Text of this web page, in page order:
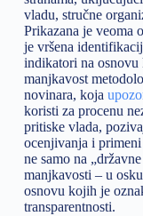
vladu, stručne
Prikazana je veoma
je vršena
indikatori na osnovu
manjkavost
novinara, koja
koristi za procenu
pritiske vlada,
ocenjivanja i
ne samo na
manjkavosti – u
osnovu kojih je
transparentnosti.